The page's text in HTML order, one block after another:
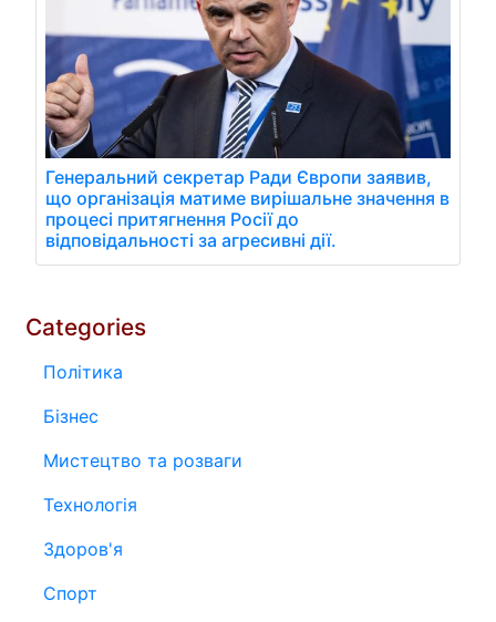
Генеральний секретар Ради Європи заявив,
що організація матиме вирішальне значення в
процесі притягнення Росії до
відповідальності за агресивні дії.
Categories
Політика
Бізнес
Мистецтво та розваги
Технологія
Здоров'я
Спорт